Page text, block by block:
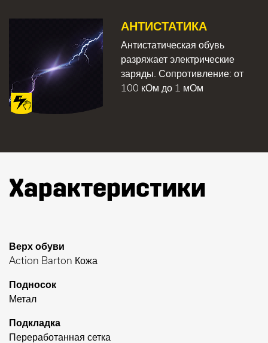
АНТИСТАТИКА
Антистатическая обувь
разряжает электрические
заряды. Сопротивление: от
100 кОм до 1 мОм
Характеристики
Верх обуви
Action Barton Кожа
Подносок
Метал
Подкладка
Переработанная сетка